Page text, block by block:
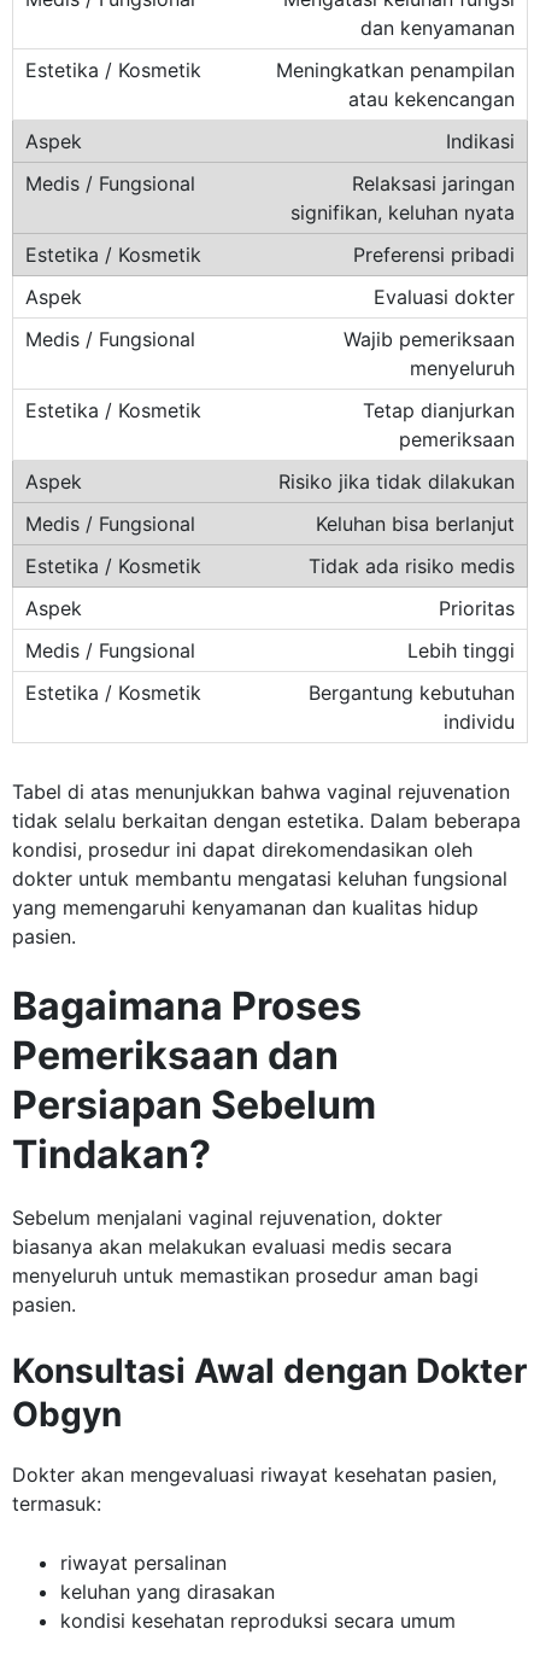
dan kenyamanan
Meningkatkan penampilan
atau kekencangan
Indikasi
Relaksasi jaringan
signifikan, keluhan nyata
Preferensi pribadi
Evaluasi dokter
Wajib pemeriksaan
menyeluruh
Tetap dianjurkan
pemeriksaan
Risiko jika tidak dilakukan
Keluhan bisa berlanjut
Tidak ada risiko medis
Prioritas
Lebih tinggi
Bergantung kebutuhan
individu
Tabel di atas menunjukkan bahwa vaginal rejuvenation
tidak selalu berkaitan dengan estetika. Dalam beberapa
kondisi, prosedur ini dapat direkomendasikan oleh
dokter untuk membantu mengatasi keluhan fungsional
yang memengaruhi kenyamanan dan kualitas hidup
pasien.
Bagaimana Proses
Pemeriksaan dan
Persiapan Sebelum
Tindakan?
Sebelum menjalani vaginal rejuvenation, dokter
biasanya akan melakukan evaluasi medis secara
menyeluruh untuk memastikan prosedur aman bagi
pasien.
Konsultasi Awal dengan Dokter
Obgyn
Dokter akan mengevaluasi riwayat kesehatan pasien,
termasuk:
riwayat persalinan
keluhan yang dirasakan
kondisi kesehatan reproduksi secara umum